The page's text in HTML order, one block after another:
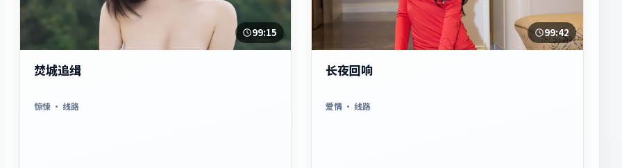
99:15
焚城追缉
惊悚· 线路
99:42
长夜回响
爱情 · 线路